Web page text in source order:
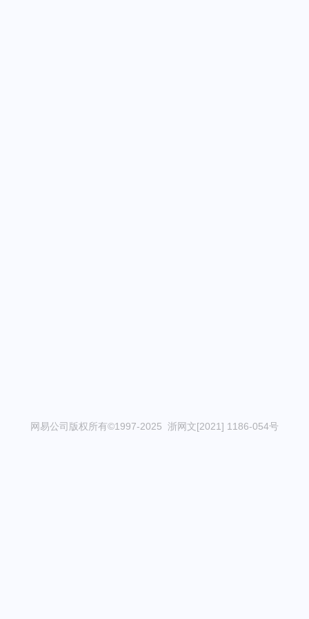
网易公司版权所有©1997-2025 浙网文[2021] 1186-054号